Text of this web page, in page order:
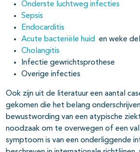
Onderste luchtweg infecties
Sepsis
Endocarditis
Acute bacteriële huid
en weke
Cholangitis
Infectie gewrichtsprothese
Overige infecties
Ook zijn uit de literatuur een aantal
gekomen die het belang
bewustwording van een atypische
noodzaak om te overwegen of een
symptoom is van een onderliggende